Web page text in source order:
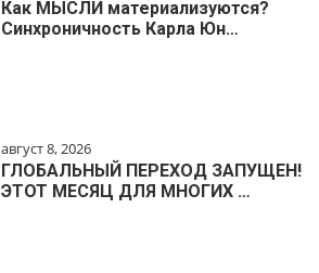
Как МЫСЛИ материализуются?
Синхроничность Карла Юн…
август 8, 2026
ГЛОБАЛЬНЫЙ ПЕРЕХОД ЗАПУЩЕН!
ЭТОТ МЕСЯЦ ДЛЯ МНОГИХ …